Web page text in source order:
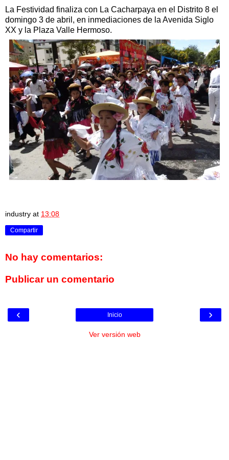
La Festividad finaliza con La Cacharpaya en el Distrito 8 el
domingo 3 de abril, en inmediaciones de la Avenida Siglo
XX y la Plaza Valle Hermoso.
industry at 13:08
Compartir
No hay comentarios:
Publicar un comentario
‹ ›
Inicio
Ver versión web